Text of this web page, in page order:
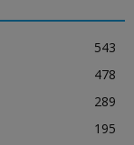
543
478
289
195